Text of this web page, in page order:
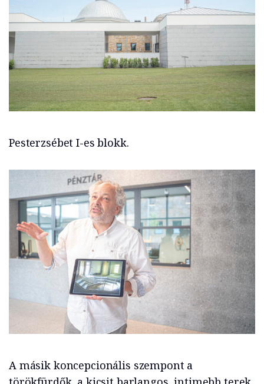
Pesterzsébet I-es blokk.
A másik koncepcionális szempont a